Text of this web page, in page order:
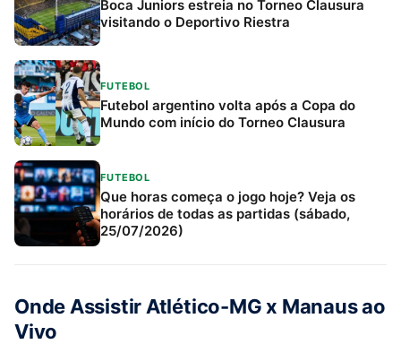
Boca Juniors estreia no Torneo Clausura
visitando o Deportivo Riestra
FUTEBOL
Futebol argentino volta após a Copa do
Mundo com início do Torneo Clausura
FUTEBOL
Que horas começa o jogo hoje? Veja os
horários de todas as partidas (sábado,
25/07/2026)
Onde Assistir Atlético-MG x Manaus ao
Vivo